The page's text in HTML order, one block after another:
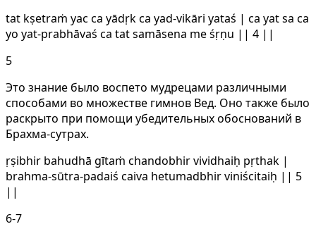
tat kṣetraṁ yac ca yādṛk ca yad-vikāri yataś | ca yat sa ca
yo yat-prabhāvaś ca tat samāsena me śṛṇu || 4 ||
5
Это знание было воспето мудрецами различными
способами во множестве гимнов Вед. Оно также было
раскрыто при помощи убедительных обоснований в
Брахма-сутрах.
ṛṣibhir bahudhā gītaṁ chandobhir vividhaiḥ pṛthak |
brahma-sūtra-padaiś caiva hetumadbhir viniścitaiḥ || 5
||
6-7